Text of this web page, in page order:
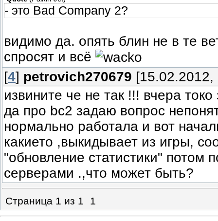
- это Bad Company 2?
видимо да. опять блин не в те
спросят и всё
[4] petrovich270679 [15.02.2012,
извините че не так !!! вчера
да про bc2 задаю вопрос
нормально работала и вот
какието ,выкидывает из игры,
"обновление статистики" потом
серверами .,что может быть?
Страница 1 из 1 1